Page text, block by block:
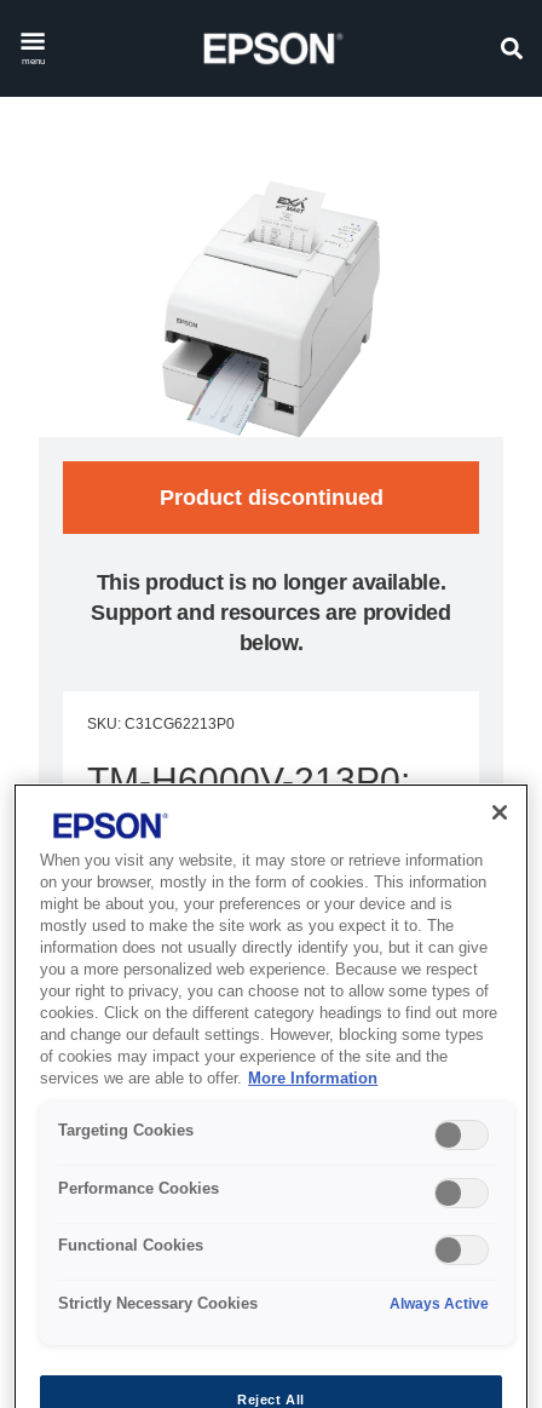
menu
Product discontinued
This product is no longer available.
Support and resources are provided
below.
SKU: C31CG62213P0
TM-H6000V-213P0:
P-USB, MICR, White
Бір құрылғыда түбіртектерді
басып шығаруды, шот-
фактураларды басып шығаруды
және чектерді өңдеуді ұсына
отырып, бұл кіріктірілген POS
принтері көптеген мүмкіндіктер
мен меншіктің жалпы құнын
ұсынады.
Чектерді жылдам өңдеу
Меншіктің төмен жиынтық құны
Find support
When you visit any website, it may store or retrieve information
on your browser, mostly in the form of cookies. This information
might be about you, your preferences or your device and is
mostly used to make the site work as you expect it to. The
information does not usually directly identify you, but it can give
you a more personalized web experience. Because we respect
your right to privacy, you can choose not to allow some types of
cookies. Click on the different category headings to find out more
and change our default settings. However, blocking some types
of cookies may impact your experience of the site and the
services we are able to offer. More Information
Targeting Cookies
Performance Cookies
Functional Cookies
Strictly Necessary Cookies Always Active
Reject All